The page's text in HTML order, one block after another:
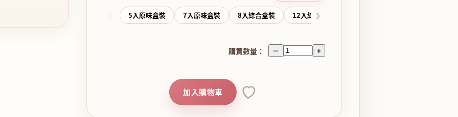
5入原味盒裝 7入原味盒裝 8入綜合盒裝 12入綜合盒裝
›
購買數量： － +
加入購物車